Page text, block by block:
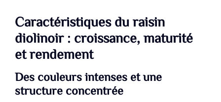
Caractéristiques du raisin
diolinoir : croissance, maturité
et rendement
Des couleurs intenses et une
structure concentrée